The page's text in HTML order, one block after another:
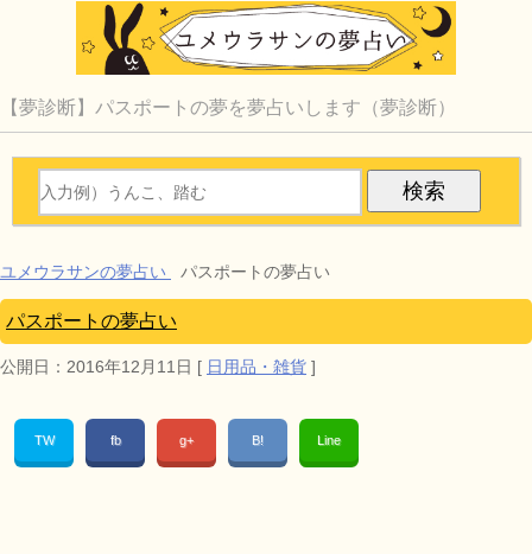
【夢診断】パスポートの夢を夢占いします（夢診断）
ユメウラサンの夢占い パスポートの夢占い
パスポートの夢占い
公開日： 2016年12月11日 [ 日用品・雑貨 ]
TW fb g+ B! Line